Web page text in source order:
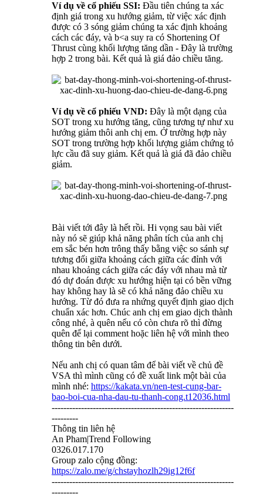
Ví dụ về cổ phiếu SSI: Đầu tiên chúng ta xác
định giá trong xu hướng giảm, từ việc xác định
được có 3 sóng giảm chúng ta xác định khoảng
cách các đáy, và b<a suy ra có Shortening Of
Thrust cùng khối lượng tăng dần - Đây là trường
hợp 2 trong bài. Kết quả là giá đảo chiều tăng.
Ví dụ về cổ phiếu VND: Đây là một dạng của
SOT trong xu hướng tăng, cũng tương tự như xu
hướng giảm thôi anh chị em. Ở trường hợp này
SOT trong trường hợp khối lượng giảm chứng tỏ
lực cầu đã suy giảm. Kết quả là giá đã đảo chiều
giảm.
Bài viết tới đây là hết rồi. Hi vọng sau bài viết
này nó sẽ giúp khả năng phân tích của anh chị
em sắc bén hơn trông thấy bằng việc so sánh sự
tương đối giữa khoảng cách giữa các đỉnh với
nhau khoảng cách giữa các đáy với nhau mà từ
đó dự đoán được xu hướng hiện tại có bền vững
hay không hay là sẽ có khả năng đảo chiều xu
hướng. Từ đó đưa ra nhứng quyết định giao dịch
chuẩn xác hơn. Chúc anh chị em giao dịch thành
công nhé, à quên nếu có còn chưa rõ thì đừng
quên để lại comment hoặc liên hệ với mình theo
thông tin bên dưới.
Nếu anh chị có quan tâm để bài viết về chủ đề
VSA thì mình cũng có đề xuất link một bài của
mình nhé: https://kakata.vn/nen-test-cung-bar-
bao-boi-cua-nha-dau-tu-thanh-cong.t12036.html
--------------------------------------------------------------
---------
Thông tin liên hệ
An Pham|Trend Following
0326.017.170
Group zalo cộng đồng:
https://zalo.me/g/chstayhozlh29ig12f6f
--------------------------------------------------------------
---------